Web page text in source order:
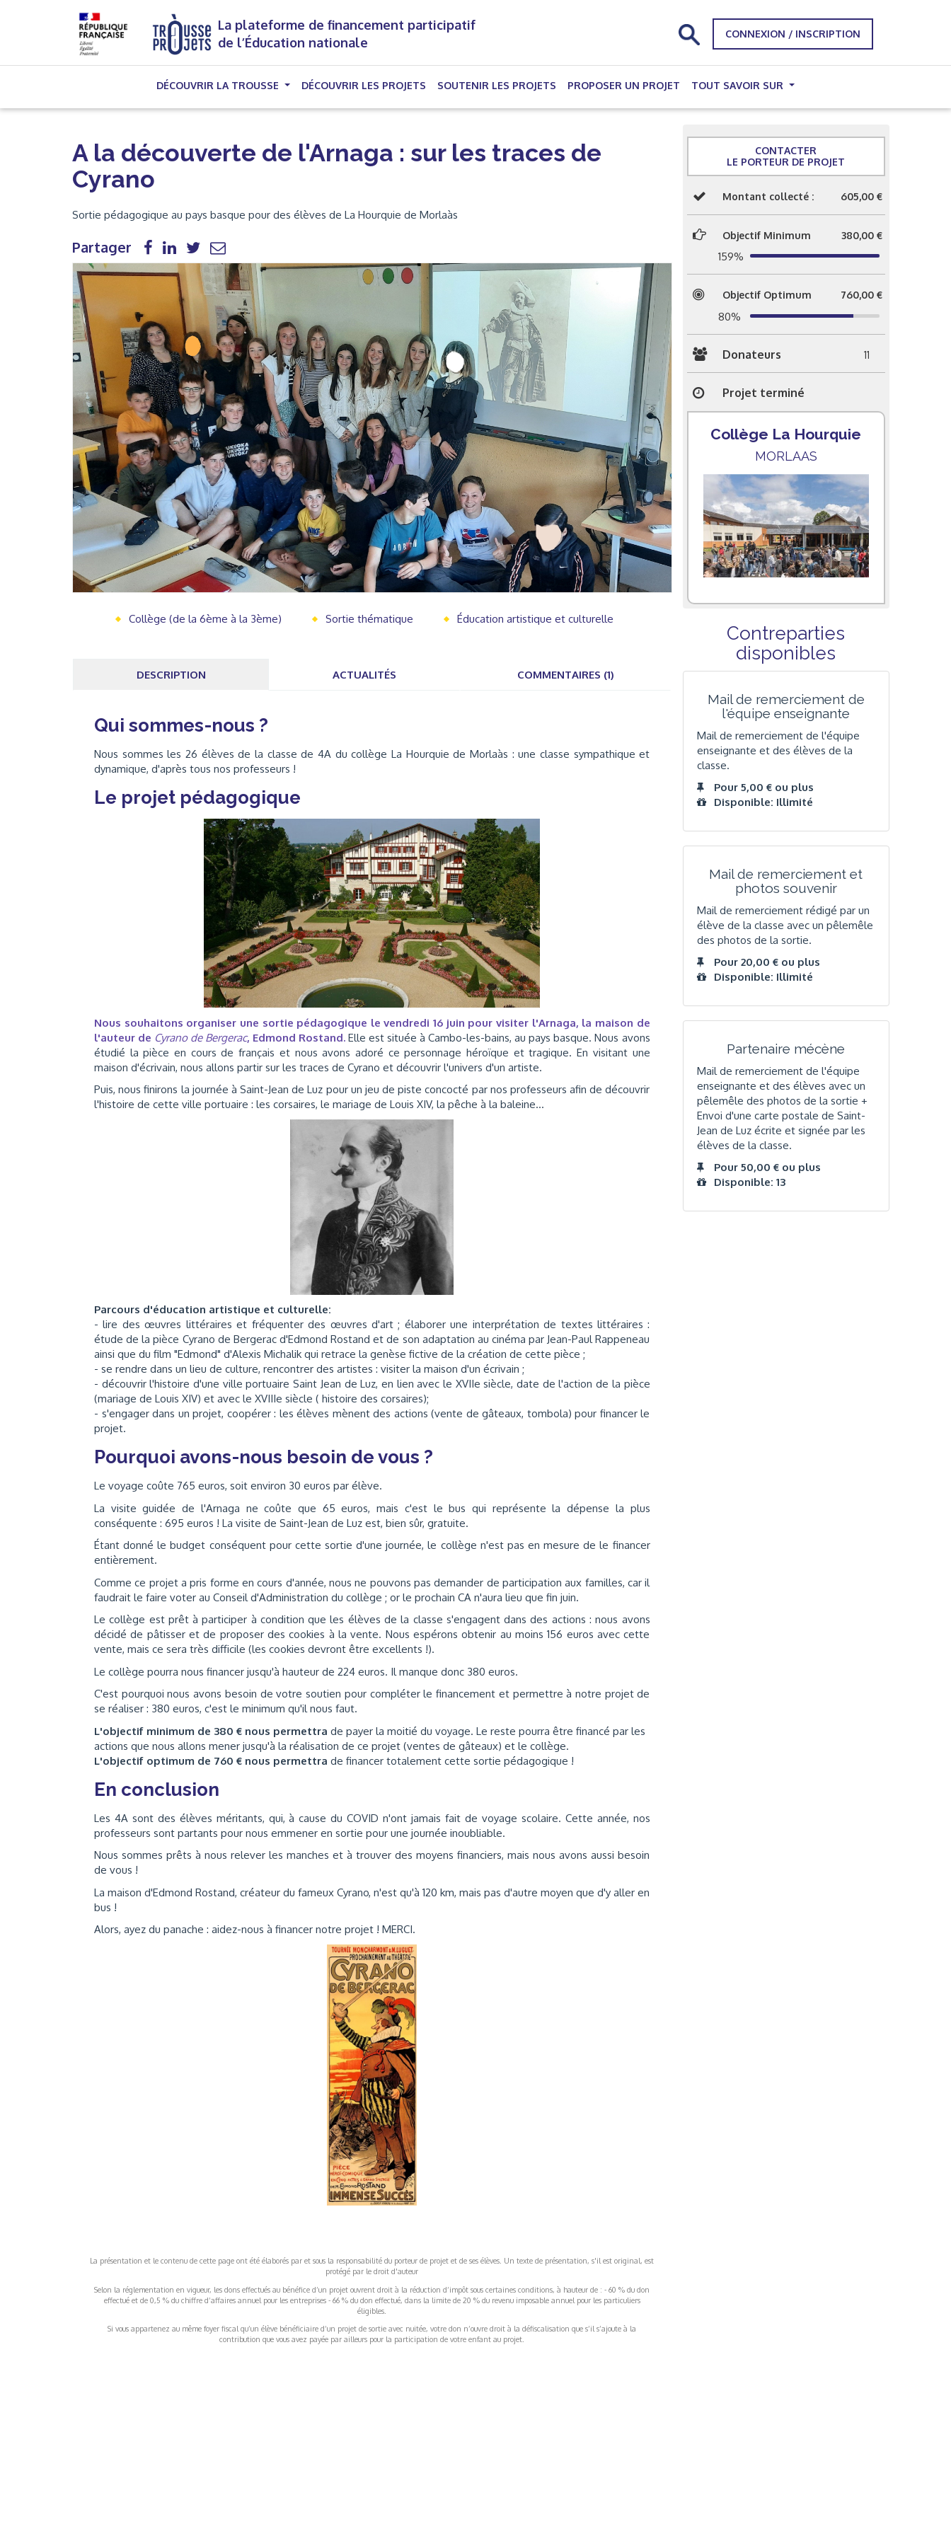
La plateforme de financement participatif
de l’Éducation nationale
CONNEXION / INSCRIPTION
DÉCOUVRIR LA TROUSSE DÉCOUVRIR LES PROJETS (CURRENT)
SOUTENIR LES PROJETS PROPOSER UN PROJET TOUT SAVOIR SUR
A la découverte de l'Arnaga : sur les traces de
Cyrano
Sortie pédagogique au pays basque pour des élèves de La Hourquie de Morlaàs
Partager
Collège (de la 6ème à la 3ème) Sortie thématique Éducation artistique et culturelle
DESCRIPTION ACTUALITÉS COMMENTAIRES (1)
Qui sommes-nous ?
Nous sommes les 26 élèves de la classe de 4A du collège La Hourquie de Morlaàs : une classe sympathique et
dynamique, d'après tous nos professeurs !
Le projet pédagogique
Nous souhaitons organiser une sortie pédagogique le vendredi 16 juin pour visiter l'Arnaga, la maison de
l'auteur de Cyrano de Bergerac, Edmond Rostand. Elle est située à Cambo-les-bains, au pays basque. Nous avons
étudié la pièce en cours de français et nous avons adoré ce personnage héroïque et tragique. En visitant une
maison d'écrivain, nous allons partir sur les traces de Cyrano et découvrir l'univers d'un artiste.
Puis, nous finirons la journée à Saint-Jean de Luz pour un jeu de piste concocté par nos professeurs afin de découvrir
l'histoire de cette ville portuaire : les corsaires, le mariage de Louis XIV, la pêche à la baleine…
Parcours d'éducation artistique et culturelle:
- lire des œuvres littéraires et fréquenter des œuvres d'art ; élaborer une interprétation de textes littéraires :
étude de la pièce Cyrano de Bergerac d'Edmond Rostand et de son adaptation au cinéma par Jean-Paul Rappeneau
ainsi que du film "Edmond" d'Alexis Michalik qui retrace la genèse fictive de la création de cette pièce ;
- se rendre dans un lieu de culture, rencontrer des artistes : visiter la maison d'un écrivain ;
- découvrir l'histoire d'une ville portuaire Saint Jean de Luz, en lien avec le XVIIe siècle, date de l'action de la pièce
(mariage de Louis XIV) et avec le XVIIIe siècle ( histoire des corsaires);
- s'engager dans un projet, coopérer : les élèves mènent des actions (vente de gâteaux, tombola) pour financer le
projet.
Pourquoi avons-nous besoin de vous ?
Le voyage coûte 765 euros, soit environ 30 euros par élève.
La visite guidée de l'Arnaga ne coûte que 65 euros, mais c'est le bus qui représente la dépense la plus
conséquente : 695 euros ! La visite de Saint-Jean de Luz est, bien sûr, gratuite.
Étant donné le budget conséquent pour cette sortie d'une journée, le collège n'est pas en mesure de le financer
entièrement.
Comme ce projet a pris forme en cours d'année, nous ne pouvons pas demander de participation aux familles, car il
faudrait le faire voter au Conseil d'Administration du collège ; or le prochain CA n'aura lieu que fin juin.
Le collège est prêt à participer à condition que les élèves de la classe s'engagent dans des actions : nous avons
décidé de pâtisser et de proposer des cookies à la vente. Nous espérons obtenir au moins 156 euros avec cette
vente, mais ce sera très difficile (les cookies devront être excellents !).
Le collège pourra nous financer jusqu'à hauteur de 224 euros. Il manque donc 380 euros.
C'est pourquoi nous avons besoin de votre soutien pour compléter le financement et permettre à notre projet de
se réaliser : 380 euros, c'est le minimum qu'il nous faut.
L'objectif minimum de 380 € nous permettra de payer la moitié du voyage. Le reste pourra être financé par les
actions que nous allons mener jusqu'à la réalisation de ce projet (ventes de gâteaux) et le collège.
L'objectif optimum de 760 € nous permettra de financer totalement cette sortie pédagogique !
En conclusion
Les 4A sont des élèves méritants, qui, à cause du COVID n'ont jamais fait de voyage scolaire. Cette année, nos
professeurs sont partants pour nous emmener en sortie pour une journée inoubliable.
Nous sommes prêts à nous relever les manches et à trouver des moyens financiers, mais nous avons aussi besoin
de vous !
La maison d'Edmond Rostand, créateur du fameux Cyrano, n'est qu'à 120 km, mais pas d'autre moyen que d'y aller en
bus !
Alors, ayez du panache : aidez-nous à financer notre projet ! MERCI.
La présentation et le contenu de cette page ont été élaborés par et sous la responsabilité du porteur de projet et de ses élèves. Un texte de présentation, s'il est original, est
protégé par le droit d'auteur
Selon la réglementation en vigueur, les dons effectués au bénéfice d’un projet ouvrent droit à la réduction d’impôt sous certaines conditions, à hauteur de : - 60 % du don
effectué et de 0,5 % du chiffre d’affaires annuel pour les entreprises - 66 % du don effectué, dans la limite de 20 % du revenu imposable annuel pour les particuliers
éligibles.
Si vous appartenez au même foyer fiscal qu’un élève bénéficiaire d’un projet de sortie avec nuitée, votre don n’ouvre droit à la défiscalisation que s’il s’ajoute à la
contribution que vous avez payée par ailleurs pour la participation de votre enfant au projet.
CONTACTER
LE PORTEUR DE PROJET
Montant collecté : 605,00 €
Objectif Minimum 380,00 €
159%
Objectif Optimum 760,00 €
80%
Donateurs 11
Projet terminé
Collège La Hourquie
MORLAAS
Contreparties
disponibles
Mail de remerciement de
l'équipe enseignante
Mail de remerciement de l'équipe
enseignante et des élèves de la
classe.
Pour 5,00 € ou plus
Disponible: Illimité
Mail de remerciement et
photos souvenir
Mail de remerciement rédigé par un
élève de la classe avec un pêlemêle
des photos de la sortie.
Pour 20,00 € ou plus
Disponible: Illimité
Partenaire mécène
Mail de remerciement de l'équipe
enseignante et des élèves avec un
pêlemêle des photos de la sortie +
Envoi d'une carte postale de Saint-
Jean de Luz écrite et signée par les
élèves de la classe.
Pour 50,00 € ou plus
Disponible: 13